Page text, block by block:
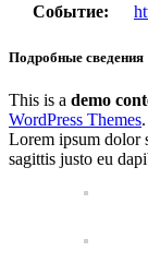
Событие:
Подробные сведения
This is a demo
WordPress Themes.
Lorem ipsum dolor
sagittis justo eu